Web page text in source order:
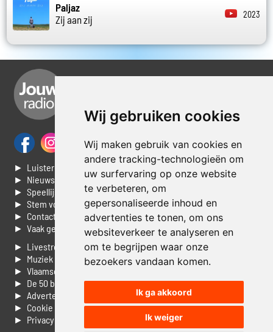
Wij gebruiken cookies
Wij maken gebruik van cookies en
andere tracking-technologieën om
uw surfervaring op onze website
te verbeteren, om
gepersonaliseerde inhoud en
advertenties te tonen, om ons
websiteverkeer te analyseren en
om te begrijpen waar onze
bezoekers vandaan komen.
Ik ga akkoord
Ik weiger
Paljaz
Zij aan zij
2023
► Luisteren naar Jouwradio
► Nieuws
► Speellijst
► Stem voor de Dag top 3
► Contacteer ons
► Vaak gestelde vragen
► Livestream informatie
► Muziek opzoeken
► Vlaamse 100 Aller tijden
► De 50 beste van...
► Adverteren op Jouwradio
► Cookie voorkeuren wijzigen
► Privacyinformatie